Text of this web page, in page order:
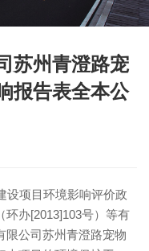
苏州青澄路宠
报告表全本公
项目环境影响评价政
环办[2013]103号）等有
限公司苏州青澄路宠物